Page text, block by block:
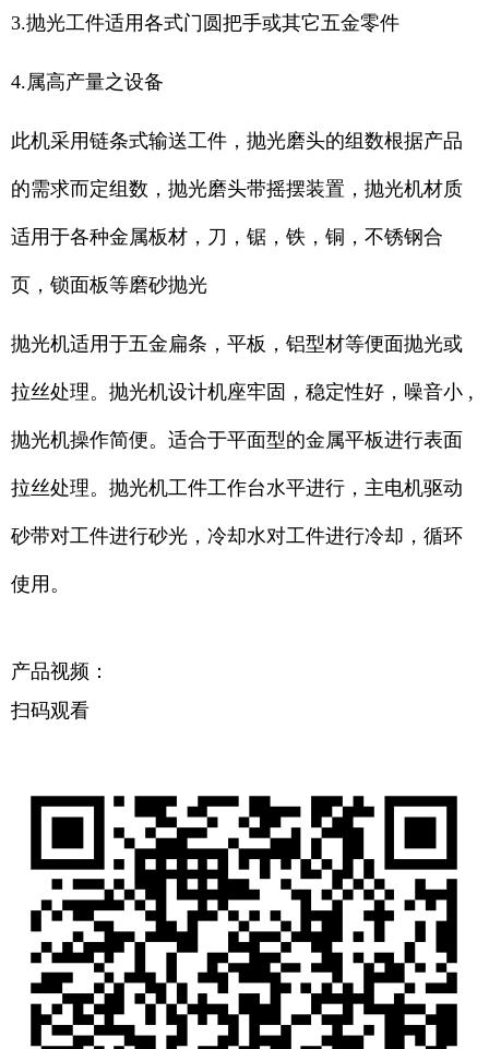
3.抛光工件适用各式门圆把手或其它五金零件
4.属高产量之设备
此机采用链条式输送工件，抛光磨头的组数根据产品
的需求而定组数，抛光磨头带摇摆装置，抛光机材质
适用于各种金属板材，刀，锯，铁，铜，不锈钢合
页，锁面板等磨砂抛光
抛光机适用于五金扁条，平板，铝型材等便面抛光或
拉丝处理。抛光机设计机座牢固，稳定性好，噪音小 ,
抛光机操作简便。适合于平面型的金属平板进行表面
拉丝处理。抛光机工件工作台水平进行，主电机驱动
砂带对工件进行砂光，冷却水对工件进行冷却，循环
使用。
产品视频：
扫码观看